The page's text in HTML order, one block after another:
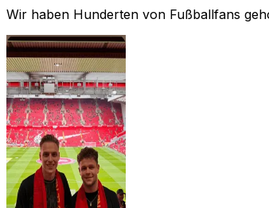
Wir haben Hunderten von Fußballfans